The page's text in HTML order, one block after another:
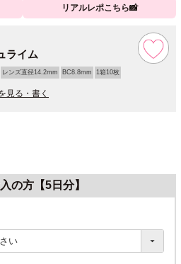
リアルレポこちら📸
ライム
レンズ直径14.2mm BC8.8mm 1箱10枚
見る・書く
の方【5日分】